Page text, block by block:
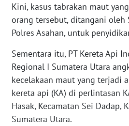
Kini, kasus tabrakan maut
orang tersebut, ditangani oleh
Polres Asahan, untuk
Sementara itu, PT Kereta Api
Regional I Sumatera Utara
kecelakaan maut yang terjadi
kereta api (KA) di perlintasan
Hasak, Kecamatan Sei Dadap,
Sumatera Utara.
WN
PAPUA
PAPUA
BARAT
WN
RIAU